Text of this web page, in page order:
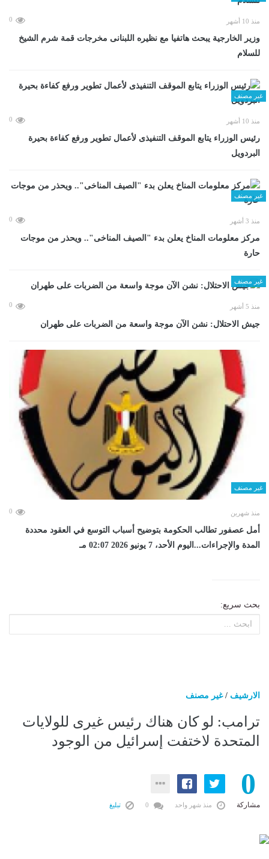
منذ 10 أشهر 0
وزير الخارجية يبحث هاتفيا مع نظيره اللبنانى مخرجات قمة شرم الشيخ
للسلام
غير مصنف
منذ 10 أشهر 0
رئيس الوزراء يتابع الموقف التنفيذى لأعمال تطوير ورفع كفاءة بحيرة
البردويل
غير مصنف
منذ 3 أشهر 0
مركز معلومات المناخ يعلن بدء "الصيف المناخى".. ويحذر من موجات
حارة
غير مصنف
منذ 5 أشهر 0
جيش الاحتلال: نشن الآن موجة واسعة من الضربات على طهران
غير مصنف
منذ شهرين 0
أمل عصفور تطالب الحكومة بتوضيح أسباب التوسع في العقود محددة
المدة والإجراءات...اليوم الأحد، 7 يونيو 2026 02:07 مـ
بحث سريع:
الارشيف /غير مصنف
ترامب: لو كان هناك رئيس غيرى للولايات
المتحدة لاختفت إسرائيل من الوجود
0
مشاركة منذ شهر واحد تبليغ